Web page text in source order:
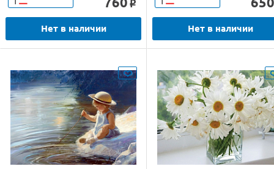
o
Нет в наличии Нет в наличии